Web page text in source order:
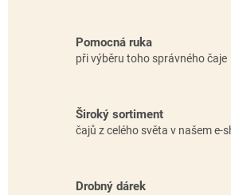
Pomocná ruka
při výběru toho správného čaje
Široký sortiment
čajů z celého světa v našem e-
Drobný dárek